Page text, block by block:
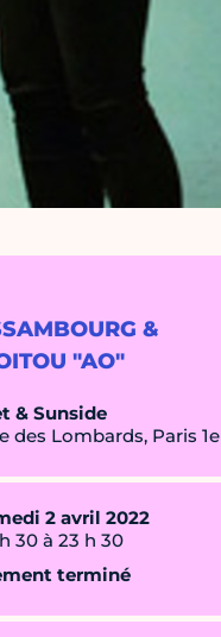
&
"AO"
& Sunside
des Lombards, Paris 1e
2 avril 2022
30 à 23 h 30
terminé